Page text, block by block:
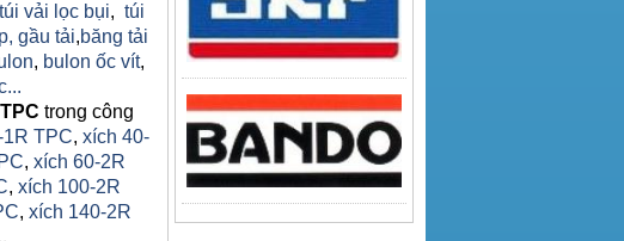
túi vải lọc bụi, túi
gầu tải,băng tải
, bulon ốc vít,
trong công
TPC, xích 40-
, xích 60-2R
, xích 100-2R
, xích 140-2R